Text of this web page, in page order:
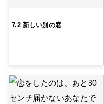
7.2 新しい別の窓